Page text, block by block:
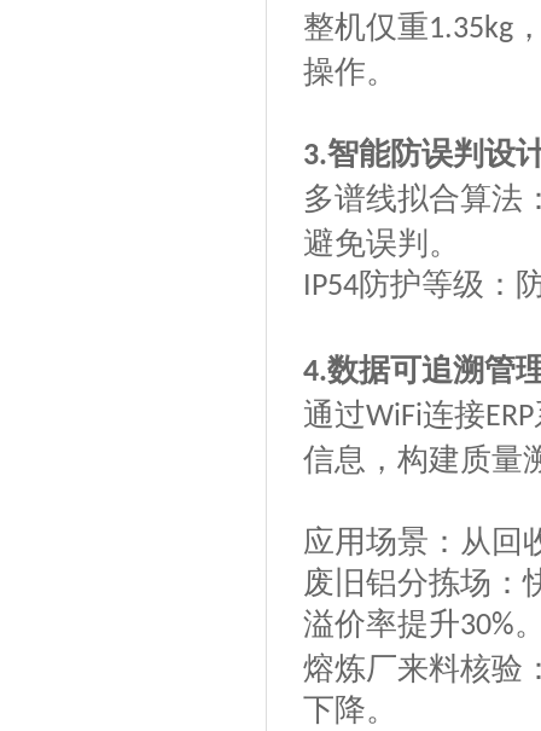
整机仅重1.35kg
操作。
3.智能防误判设
多谱线拟合算法
避免误判。
IP54防护等级：
4.数据可追溯管
通过WiFi连接ERP
信息，构建质量
应用场景：从回
废旧铝分拣场：
溢价率提升30%
熔炼厂来料核验
下降。